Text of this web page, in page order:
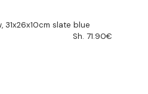
31x26x10cm slate blue
Sh. 71.90€